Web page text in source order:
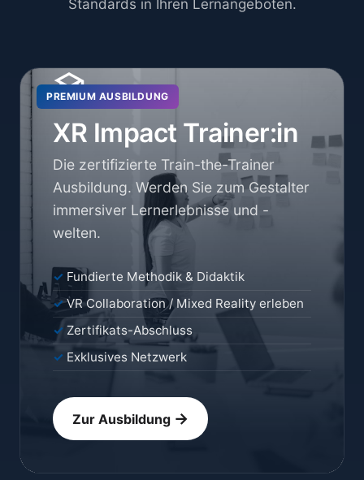
Standards in Ihren Lernangeboten.
PREMIUM AUSBILDUNG
XR Impact Trainer:in
Die zertifizierte Train-the-Trainer
Ausbildung. Werden Sie zum Gestalter
immersiver Lernerlebnisse und -
welten.
Fundierte Methodik & Didaktik
VR Collaboration / Mixed Reality erleben
Zertifikats-Abschluss
Exklusives Netzwerk
Zur Ausbildung →